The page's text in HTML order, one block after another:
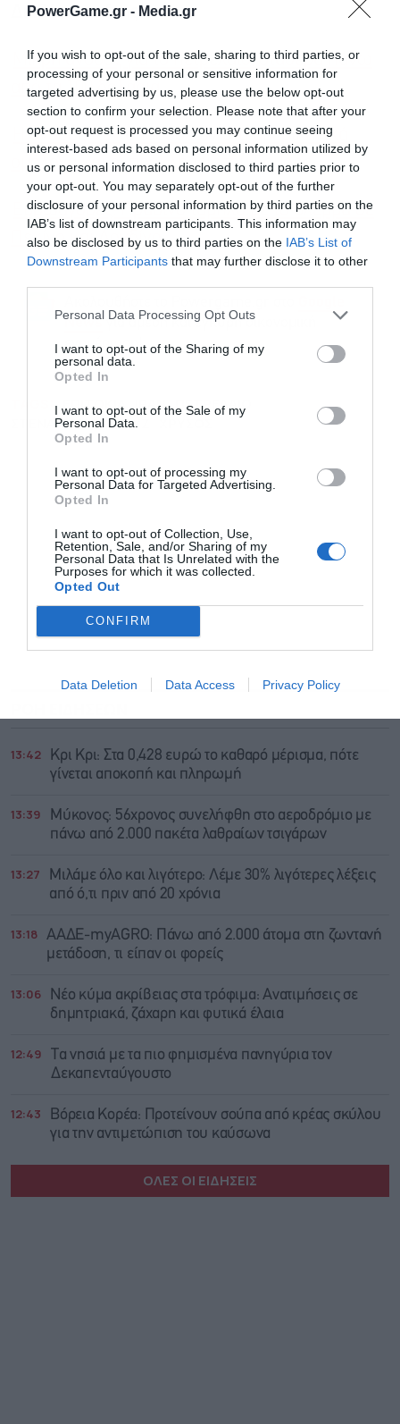
PowerGame.gr - Media.gr
If you wish to opt-out of the sale, sharing to third parties, or
processing of your personal or sensitive information for
targeted advertising by us, please use the below opt-out
section to confirm your selection. Please note that after your
opt-out request is processed you may continue seeing
interest-based ads based on personal information utilized by
us or personal information disclosed to third parties prior to
your opt-out. You may separately opt-out of the further
disclosure of your personal information by third parties on the
IAB’s list of downstream participants. This information may
also be disclosed by us to third parties on the IAB’s List of
Downstream Participants that may further disclose it to other
Personal Data Processing Opt Outs
I want to opt-out of the Sharing of my
personal data.
Opted In
I want to opt-out of the Sale of my
Personal Data.
Opted In
I want to opt-out of processing my
Personal Data for Targeted Advertising.
Opted In
I want to opt-out of Collection, Use,
Retention, Sale, and/or Sharing of my
Personal Data that Is Unrelated with the
Purposes for which it was collected.
Opted Out
CONFIRM
Data Deletion Data Access Privacy Policy
Διαβάστε επίσης
Μικρή άνοδος για το πετρέλαιο, σταθερά πάνω
από τα 100 δολάρια
Η άνοδος των αποδόσεων στα αμερικανικά
ομόλογα και οι προκλήσεις του Γουόρς
Ευρωαγορές: Πράσινο ταμπλό με το βλέμμα σε
Πεκίνο και Λονδίνο
Newsγια άμεση και έγκυρη οικονομική
ενημέρωση!
ΕΠΙΤΟΚΙΑ ΙΡΑΝ
ΠΕΤΡΕΛΑΙΟ
ΣΤΕΝΑ ΤΟΥ ΟΡΜΟΥΖ
13:42
Κρι Κρι: Στα 0,428 ευρώ το καθαρό μέρισμα, πότε
γίνεται αποκοπή και πληρωμή
13:39
Μύκονος: 56χρονος συνελήφθη στο αεροδρόμιο με
πάνω από 2.000 πακέτα λαθραίων τσιγάρων
13:27
Μιλάμε όλο και λιγότερο: Λέμε 30% λιγότερες λέξεις
από ό,τι πριν από 20 χρόνια
13:18 ΑΑΔΕ-myAGRO: Πάνω από 2.000 άτομα στη ζωντανή
μετάδοση, τι είπαν οι φορείς
13:06
Νέο κύμα ακρίβειας στα τρόφιμα: Ανατιμήσεις σε
δημητριακά, ζάχαρη και φυτικά έλαια
12:49
Τα νησιά με τα πιο φημισμένα πανηγύρια τον
Δεκαπενταύγουστο
12:43
Βόρεια Κορέα: Προτείνουν σούπα από κρέας σκύλου
για την αντιμετώπιση του καύσωνα
ΟΛΕΣ ΟΙ ΕΙΔΗΣΕΙΣ